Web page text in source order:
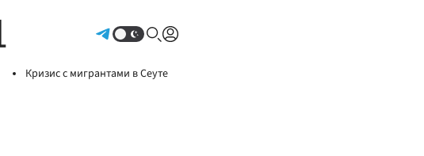
Кризис с мигрантами в Сеуте